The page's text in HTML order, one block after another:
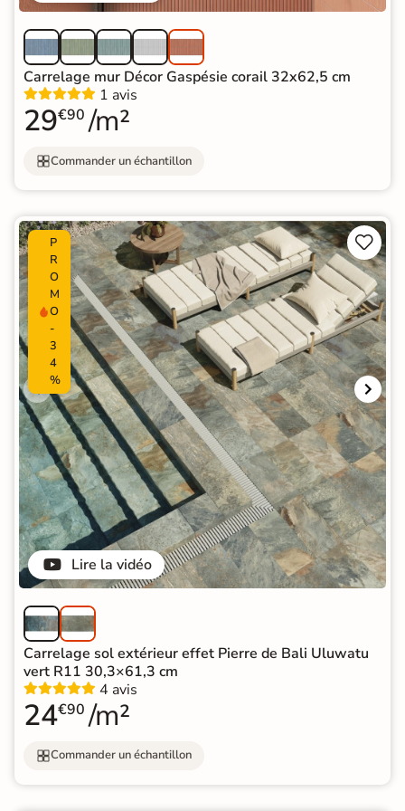
Carrelage mur Décor Gaspésie corail 32x62,5 cm
1 avis
29€90 /m²
Commander un échantillon
Lire la vidéo
P
R
O
M
O
-
3
4
%


Carrelage sol extérieur effet Pierre de Bali Uluwatu
vert R11 30,3×61,3 cm
4 avis
24€90 /m²
Commander un échantillon